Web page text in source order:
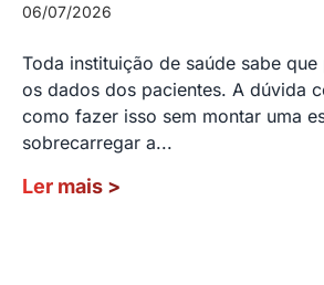
06/07/2026
Toda instituição de saúde sabe
os dados dos pacientes. A dúvida
como fazer isso sem montar uma
sobrecarregar a...
Ler mais >